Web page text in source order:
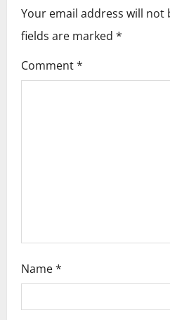
v
i
g
Your email address will not
fields are marked *
Comment*
Name*